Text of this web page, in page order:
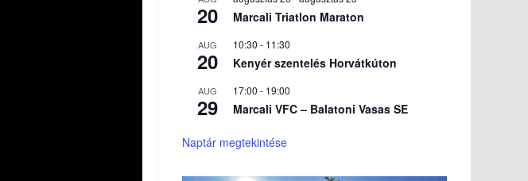
20 Marcali Triatlon Maraton
AUG
20
10:30 - 11:30
Kenyér szentelés Horvátkúton
AUG
29
17:00 - 19:00
Marcali VFC – Balatoni Vasas SE
Naptár megtekintése